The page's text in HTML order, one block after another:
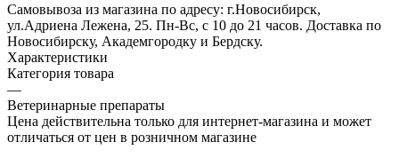
Самовывоза из магазина по адресу: г.Новосибирск,
ул.Адриена Лежена, 25. Пн-Вс, с 10 до 21 часов. Доставка по
Новосибирску, Академгородку и Бердску.
Характеристики
Категория товара
—
Ветеринарные препараты
Цена действительна только для интернет-магазина и может
отличаться от цен в розничном магазине